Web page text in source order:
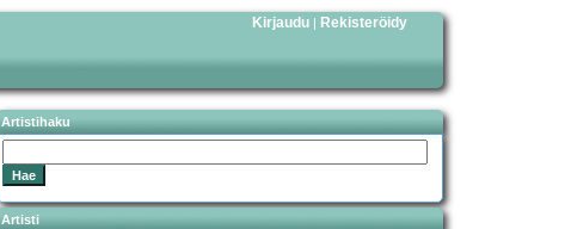
Kirjaudu | Rekisteröidy
Artistihaku
Artisti